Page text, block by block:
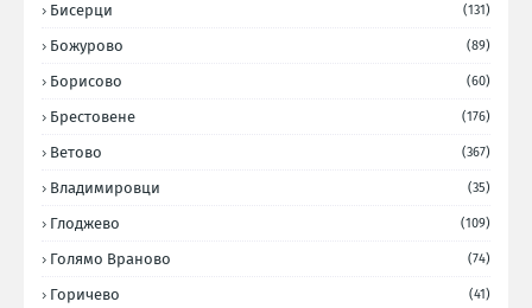
Бисерци (131)
Божурово (89)
Борисово (60)
Брестовене (176)
Ветово (367)
Владимировци (35)
Глоджево (109)
Голямо Враново (74)
Горичево (41)